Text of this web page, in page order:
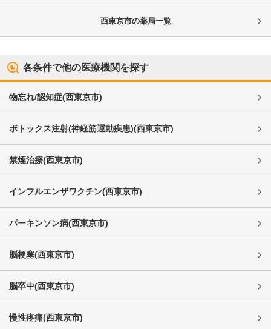
西東京市の薬局一覧
各条件で他の医療機関を探す
物忘れ/認知症(西東京市)
ボトックス注射(神経筋運動疾患)(西東京市)
禁煙治療(西東京市)
インフルエンザワクチン(西東京市)
パーキンソン病(西東京市)
脳梗塞(西東京市)
脳卒中(西東京市)
慢性疼痛(西東京市)